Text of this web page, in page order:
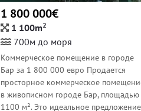
1 800 000€
1 100m2
700м до моря
Коммерческое помещение в городе
Бар за 1 800 000 евро Продается
просторное коммерческое
в живописном городе Бар, площадью
1100 м². Это идеальное предложение